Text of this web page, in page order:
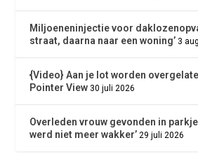
Miljoeneninjectie voor
straat, daarna naar een woning’ 3
{Video} Aan je lot worden
Pointer View 30 juli 2026
Overleden vrouw gevonden in parkje
werd niet meer wakker’ 29 juli 2026